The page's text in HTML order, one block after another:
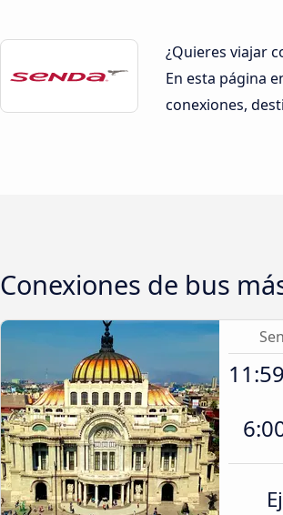
¿Quieres viajar
En esta página
conexiones,
Conexiones de bus